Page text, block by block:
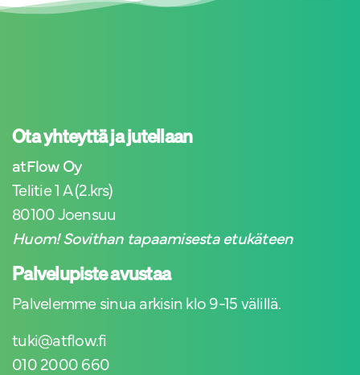
Ota yhteyttä ja jutellaan
atFlow Oy
Telitie 1 A (2.krs)
80100 Joensuu
Huom! Sovithan tapaamisesta etukäteen
Palvelupiste avustaa
Palvelemme sinua arkisin klo 9-15 välillä.
tuki@atflow.fi
010 2000 660